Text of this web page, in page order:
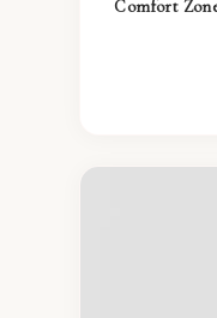
Comfort